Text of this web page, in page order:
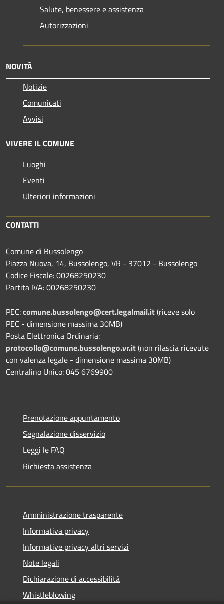
Salute, benessere e assistenza
Autorizzazioni
NOVITÀ
Notizie
Comunicati
Avvisi
VIVERE IL COMUNE
Luoghi
Eventi
Ulteriori informazioni
CONTATTI
Comune di Bussolengo
Piazza Nuova, 14, Bussolengo, VR - 37012 - Bussolengo
Codice Fiscale: 00268250230
Partita IVA: 00268250230
PEC:comune.bussolengo@cert.legalmail.it(riceve solo
PEC - dimensione massima 30MB)
Posta Elettronica Ordinaria:
protocollo@comune.bussolengo.vr.it(non rilascia ricevute
con valenza legale - dimensione massima 30MB)
Centralino Unico: 045 6769900
Prenotazione appuntamento
Segnalazione disservizio
Leggi le FAQ
Richiesta assistenza
Amministrazione trasparente
Informativa privacy
Informative privacy altri servizi
Note legali
Dichiarazione di accessibilità
Whistleblowing